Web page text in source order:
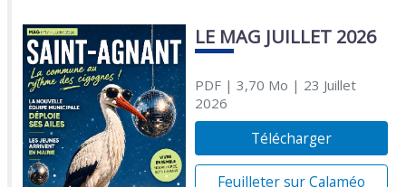
LE MAG JUILLET 2026
PDF| 3,70 Mo | 23 Juillet
2026
Télécharger
Feuilleter sur Calaméo